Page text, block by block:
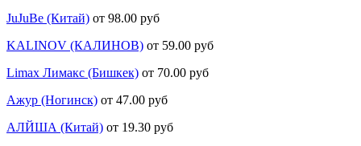
JuJuBe (Китай) от 98.00 руб
KALINOV (КАЛИНОВ) от 59.00 руб
Limax Лимакс (Бишкек) от 70.00 руб
Ажур (Ногинск) от 47.00 руб
АЛЙША (Китай) от 19.30 руб